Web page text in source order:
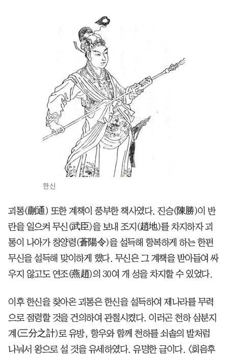
한신
괴통(蒯通) 또한 계책이 풍부한 책사였다. 진승(陳勝)이 반
란을 일으켜 무신(武臣)을 보내 조지(趙地)를 차지하자 괴
통이 나아가 창양령(蒼陽令)을 설득해 항복하게 하는 한편
무신을 설득해 맞이하게 했다. 무신은 그 계책을 받아들여 싸
우지 않고도 연조(燕趙)의 30여 개 성을 차지할 수 있었다.
이후 한신을 찾아온 괴통은 한신을 설득하여 제나라를 무력
으로 점령할 것을 건의하여 관철시켰다. 이러곤 천하 삼분지
계(三分之計)로 유방, 항우와 함께 천하를 쇠솥의 발처럼
나눠서 왕으로 설 것을 유세하였다. 유명한 글이다. 〈회음후